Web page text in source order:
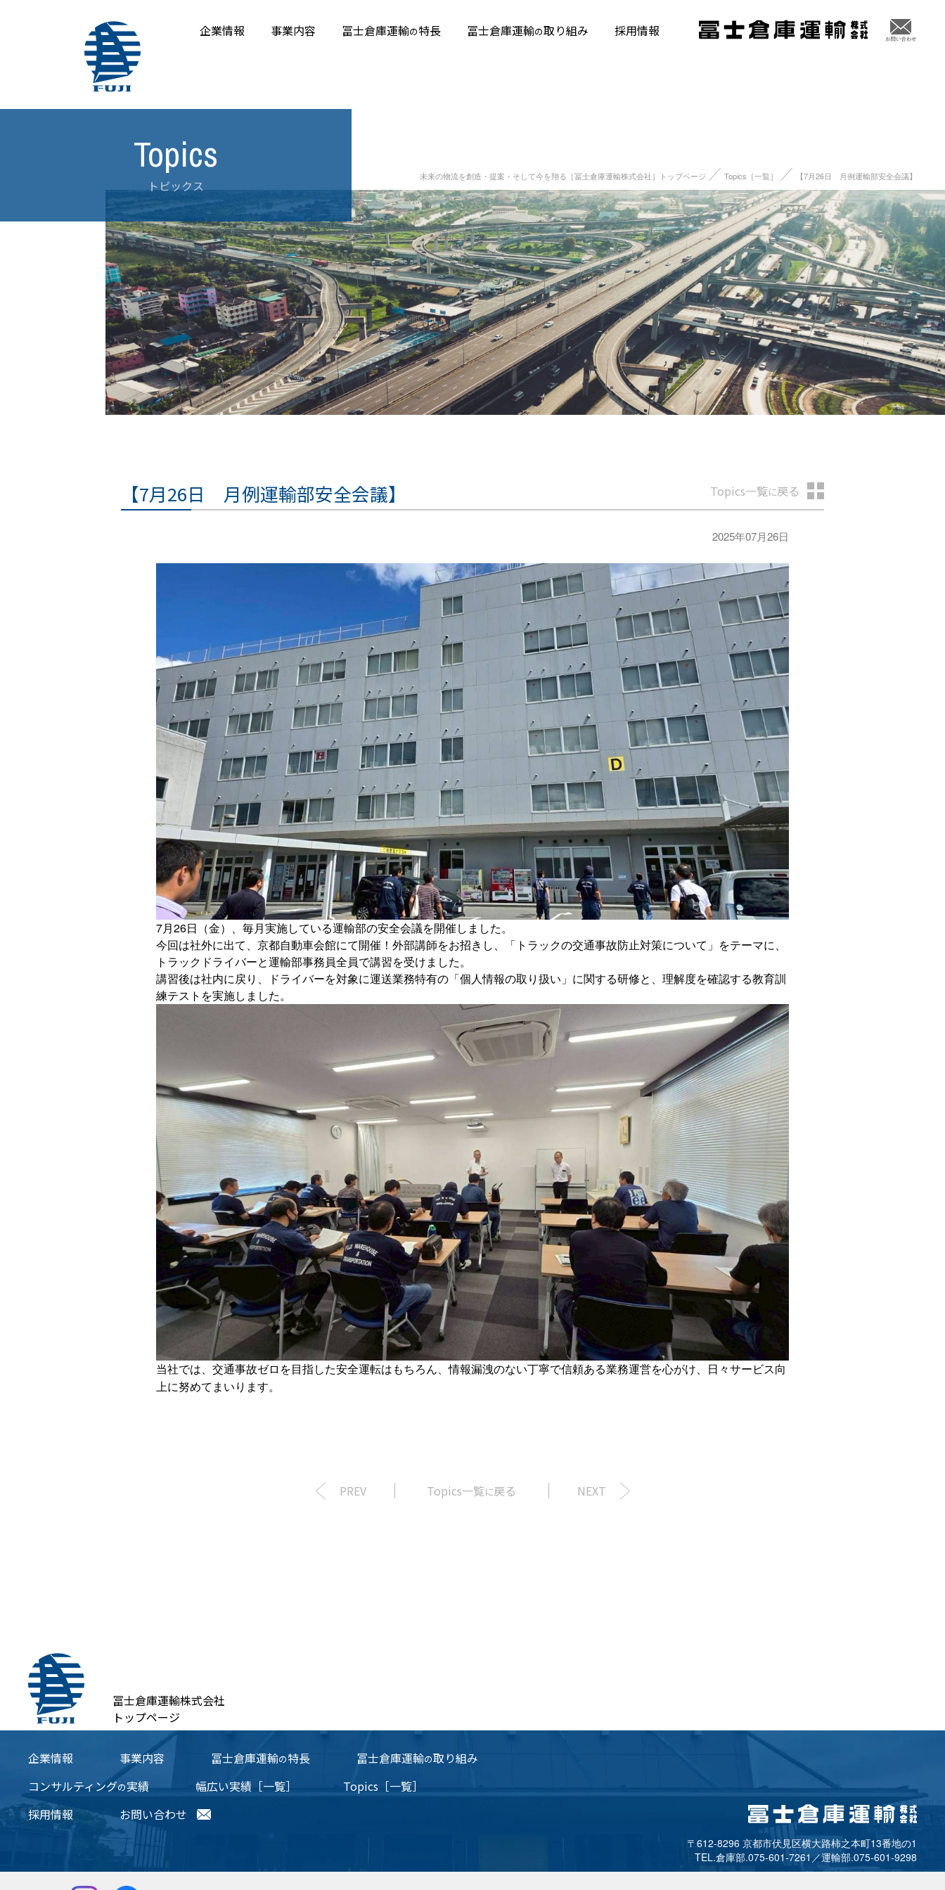
企業情報 事業内容 冨士倉庫運輸の特長 冨士倉庫運輸の取り組み 採用情報
トピックス
未来の物流を創造・提案・そして今を翔る［冨士倉庫運輸株式会社］トップページ Topics［一覧］ 【7月26日 月例運輸部安全会議】
【7月26日 月例運輸部安全会議】
2025年07月26日
Topics一覧に戻る
7月26日（金）、毎月実施している運輸部の安全会議を開催しました。
今回は社外に出て、京都自動車会館にて開催！外部講師をお招きし、「トラックの交通事故防止対策について」をテーマに、
トラックドライバーと運輸部事務員全員で講習を受けました。
講習後は社内に戻り、ドライバーを対象に運送業務特有の「個人情報の取り扱い」に関する研修と、理解度を確認する教育訓
練テストを実施しました。
当社では、交通事故ゼロを目指した安全運転はもちろん、情報漏洩のない丁寧で信頼ある業務運営を心がけ、日々サービス向
上に努めてまいります。
PREV Topics一覧に戻る NEXT
冨士倉庫運輸株式会社
トップページ
企業情報 事業内容 冨士倉庫運輸の特長 冨士倉庫運輸の取り組み
コンサルティングの実績 幅広い実績［一覧］
Topics［一覧］
採用情報
お問い合わせ
〒612-8296 京都市伏見区横大路柿之本町13番地の1
TEL.倉庫部.075-601-7261 ／運輸部.075-601-9298